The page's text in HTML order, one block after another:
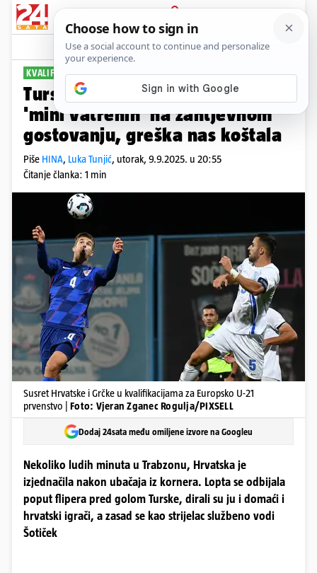
PRIJAVA
Sport Komentari
KVALIFIKACIJE ZA EURO
Turska - Hrvatska 1-1: Prvi bod
'mini vatrenih' na zahtjevnom
gostovanju, greška nas koštala
Piše HINA, Luka Tunjić, utorak, 9.9.2025. u 20:55
Čitanje članka: 1 min
Susret Hrvatske i Grčke u kvalifikacijama za Europsko U-21
prvenstvo | Foto: Vjeran Zganec Rogulja/PIXSELL
Dodaj 24sata među omiljene izvore na Googleu
Nekoliko ludih minuta u Trabzonu, Hrvatska je
izjednačila nakon ubačaja iz kornera. Lopta se odbijala
poput flipera pred golom Turske, dirali su ju i domaći i
hrvatski igrači, a zasad se kao strijelac službeno vodi
Šotiček